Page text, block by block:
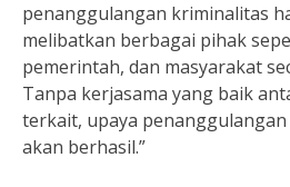
penanggulangan kriminalitas
melibatkan berbagai pihak
pemerintah, dan masyarakat
Tanpa kerjasama yang baik
terkait, upaya
akan berhasil.”